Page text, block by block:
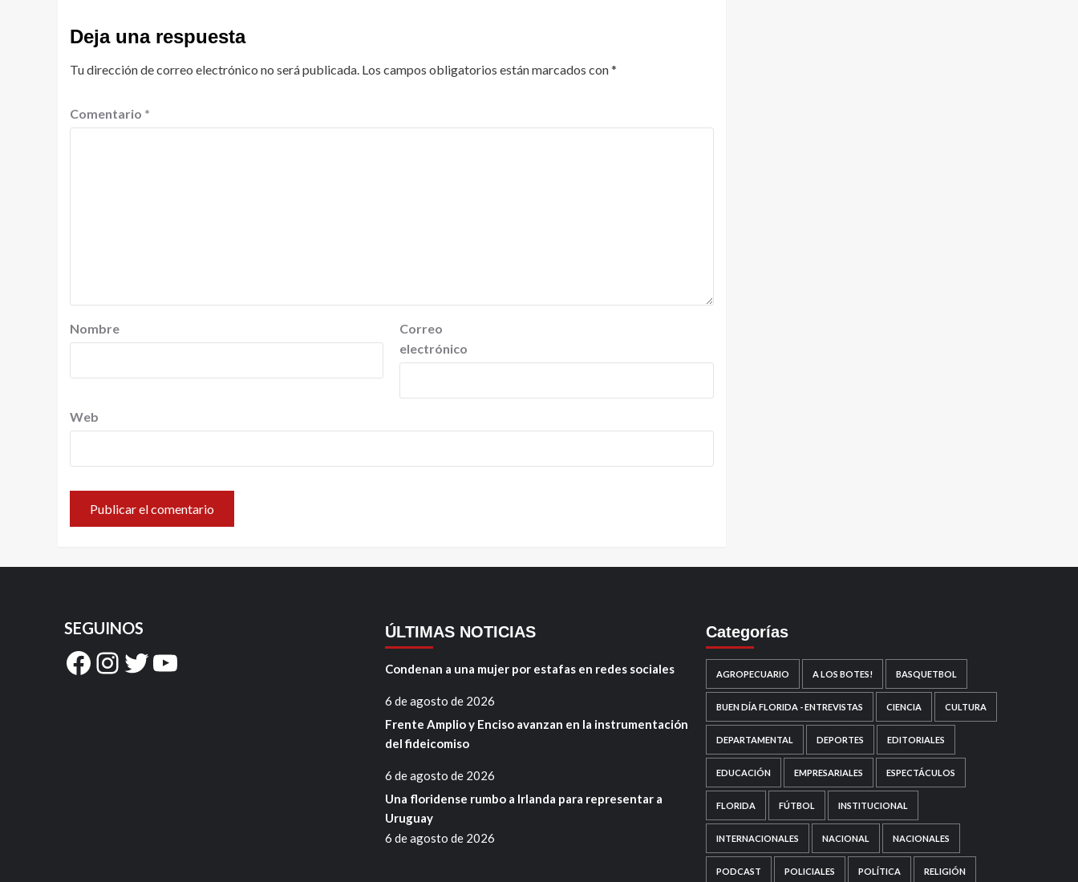
Deja una respuesta
Tu dirección de correo electrónico no será publicada. Los campos obligatorios están marcados con*
Comentario *
Nombre
Correo
electrónico
Web
SEGUINOS
Facebook
Instagram
Twitter
YouTube
ÚLTIMAS NOTICIAS
Condenan a una mujer por estafas en redes sociales
6 de agosto de 2026
Frente Amplio y Enciso avanzan en la instrumentación
del fideicomiso
6 de agosto de 2026
Una floridense rumbo a Irlanda para representar a
Uruguay
6 de agosto de 2026
Categorías
AGROPECUARIO A LOS BOTES! BASQUETBOL
BUEN DÍA FLORIDA - ENTREVISTAS CIENCIA CULTURA
DEPARTAMENTAL DEPORTES EDITORIALES
EDUCACIÓN EMPRESARIALES ESPECTÁCULOS
FLORIDA FÚTBOL INSTITUCIONAL
INTERNACIONALES NACIONAL NACIONALES
PODCAST POLICIALES POLÍTICA RELIGIÓN